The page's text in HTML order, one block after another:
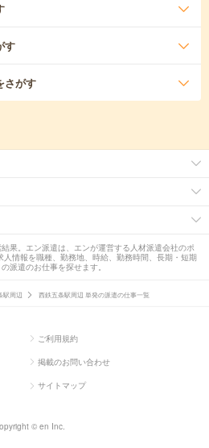
す
さがす
果。エン派遣は、エンが運営する人材派遣会社のポ
情報を職種、勤務地、時給、勤務時間、長期・短期
派遣のお仕事を探せます。
駅周辺 西鉄五条駅周辺 単発の派遣の仕事一覧
ご利用規約
掲載のお問い合わせ
サイトマップ
© en Inc.